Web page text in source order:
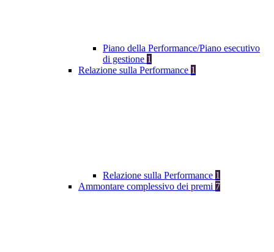
Piano della Performance/Piano esecutivo
di gestione 1
Relazione sulla Performance 1
Relazione sulla Performance 1
Ammontare complessivo dei premi 7